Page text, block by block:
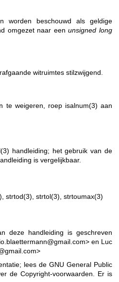
worden beschouwd als geldige
omgezet naar eenunsigned long
witruimtes stilzwijgend.
te weigeren, roep isalnum(3) aan
handleiding; het gebruik van de
is vergelijkbaar.
strtod(3) strtol(3) strtoumax(3)
deze handleiding is geschreven
en Luc
lees de GNU General Public
de Copyright-voorwaarden. Er is